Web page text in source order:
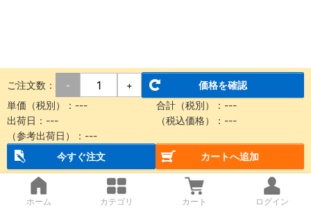
ご注文数： - +
価格を確認
単価（税別）： --- 合計（税別）： ---
出荷日： --- （税込価格）： ---
（参考出荷日）： ---
今すぐ注文
カートへ追加
ホーム カテゴリ カート ログイン